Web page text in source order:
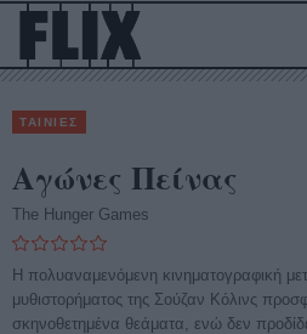
ΤΑΙΝΙΕΣ
Αγώνες Πείνας
The Hunger Games
Η πολυαναμενόμενη κινηματογραφική
μυθιστορήματος της Σούζαν Κόλινς
σκηνοθετημένα θεάματα, ενώ δεν